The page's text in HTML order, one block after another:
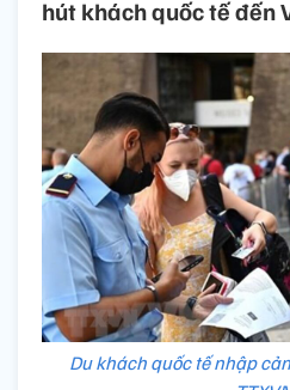
hút khách quốc tế đến
Du khách quốc tế nhập